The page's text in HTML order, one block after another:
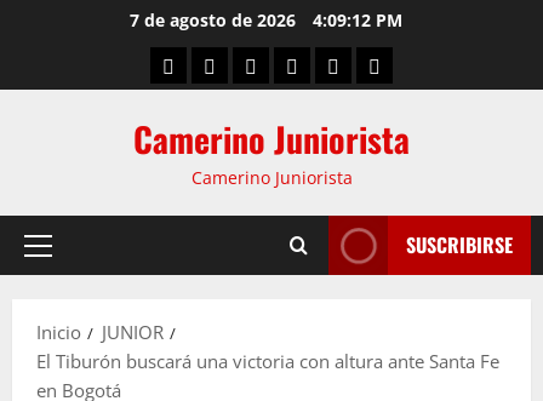
7 de agosto de 2026 4:09:13 PM
Camerino Juniorista
Camerino Juniorista
SUSCRIBIRSE
Inicio
JUNIOR
El Tiburón buscará una victoria con altura ante Santa Fe
en Bogotá